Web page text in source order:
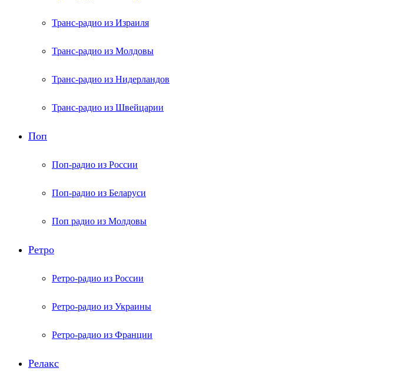
Транс-радио из Израиля
Транс-радио из Молдовы
Транс-радио из Нидерландов
Транс-радио из Швейцарии
Поп
Поп-радио из России
Поп-радио из Беларуси
Поп радио из Молдовы
Ретро
Ретро-радио из России
Ретро-радио из Украины
Ретро-радио из Франции
Релакс